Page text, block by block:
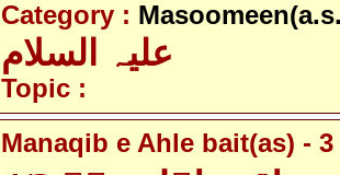
Category :
Topic :
Manaqib e Ahle bait(as) -